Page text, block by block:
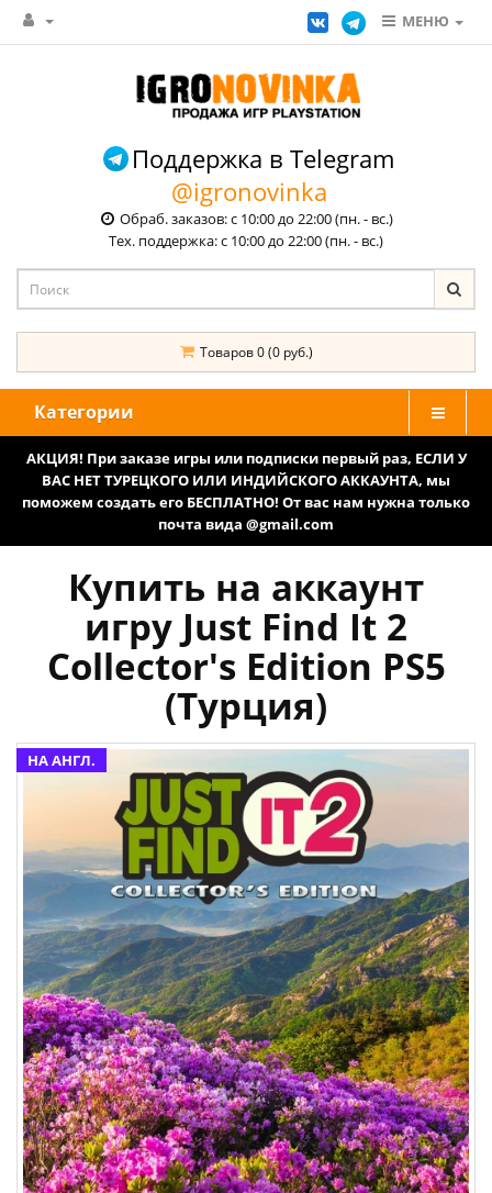
МЕНЮ
Поддержка в Telegram
@igronovinka
Обраб. заказов: с 10:00 до 22:00 (пн. - вс.)
Тех. поддержка: с 10:00 до 22:00 (пн. - вс.)
Товаров 0 (0 руб.)
Категории
АКЦИЯ! При заказе игры или подписки первый раз, ЕСЛИ У
ВАС НЕТ ТУРЕЦКОГО ИЛИ ИНДИЙСКОГО АККАУНТА, мы
поможем создать его БЕСПЛАТНО! От вас нам нужна только
почта вида @gmail.com
Купить на аккаунт
игру Just Find It 2
Collector's Edition PS5
(Турция)
НА АНГЛ.